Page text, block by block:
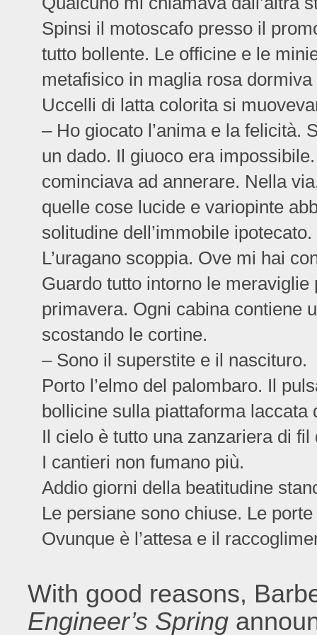
Spinsi il motoscafo presso il
tutto bollente. Le officine e le
metafisico in maglia rosa
Uccelli di latta colorita si
– Ho giocato l’anima e la felicità.
un dado. Il giuoco era
cominciava ad annerare. Nella
quelle cose lucide e variopinte
solitudine dell’immobile ipotecato.
L’uragano scoppia. Ove mi hai
Guardo tutto intorno le
primavera. Ogni cabina contiene
scostando le cortine.
– Sono il superstite e il nascituro.
Porto l’elmo del palombaro. Il
bollicine sulla piattaforma laccata
Il cielo è tutto una zanzariera di fil
I cantieri non fumano più.
Addio giorni della beatitudine
Le persiane sono chiuse. Le
Ovunque è l’attesa e il
With good reasons,
Engineer’s Spring